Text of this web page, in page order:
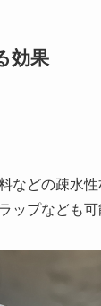
効果
などの疎水
ップなども可